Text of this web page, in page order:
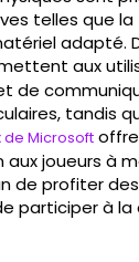
telles que
adapté.
aux
de
tandis
de Microsoft
aux joueurs à
de profiter
participer à